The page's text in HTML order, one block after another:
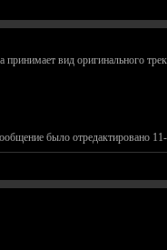
вид оригинального
было отредактировано